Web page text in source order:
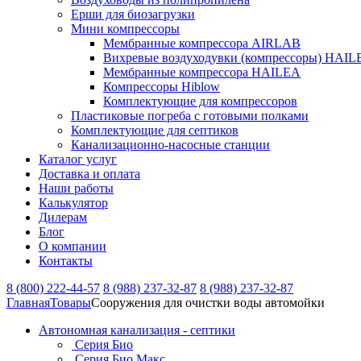
Ерши для биозагрузки
Мини компрессоры
Мембранные компрессора AIRLAB
Вихревые воздуходувки (компрессоры)
Мембранные компрессора HAILEA
Компрессоры Hiblow
Комплектующие для компрессоров
Пластиковые погреба с готовыми полками
Комплектующие для септиков
Канализационно-насосные станции
Каталог услуг
Доставка и оплата
Наши работы
Калькулятор
Дилерам
Блог
О компании
Контакты
8 (800) 222-44-57 8 (988) 237-32-87 8 (988) 237-32-87
ГлавнаяТоварыСооружения для очистки воды автомойки
Автономная канализация - септики
Серия Био